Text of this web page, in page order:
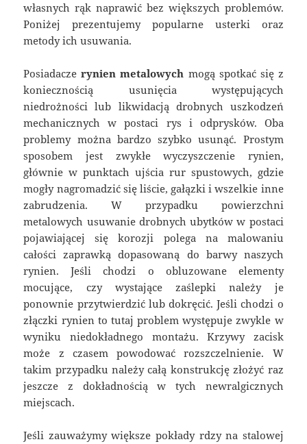
własnych rąk naprawić bez większych problemów.
Poniżej prezentujemy popularne usterki oraz
metody ich usuwania.
Posiadaczerynien metalowych mogą spotkać się z
koniecznością usunięcia występujących
niedrożności lub likwidacją drobnych uszkodzeń
mechanicznych w postaci rys i odprysków. Oba
problemy można bardzo szybko usunąć. Prostym
sposobem jest zwykłe wyczyszczenie rynien,
głównie w punktach ujścia rur spustowych, gdzie
mogły nagromadzić się liście, gałązki i wszelkie inne
zabrudzenia. W przypadku powierzchni
metalowych usuwanie drobnych ubytków w postaci
pojawiającej się korozji polega na malowaniu
całości zaprawką dopasowaną do barwy naszych
rynien. Jeśli chodzi o obluzowane elementy
mocujące, czy wystające zaślepki należy je
ponownie przytwierdzić lub dokręcić. Jeśli chodzi o
złączki rynien to tutaj problem występuje zwykle w
wyniku niedokładnego montażu. Krzywy zacisk
może z czasem powodować rozszczelnienie. W
takim przypadku należy całą konstrukcję złożyć raz
jeszcze z dokładnością w tych newralgicznych
miejscach.
Jeśli zauważymy większe pokłady rdzy na stalowej